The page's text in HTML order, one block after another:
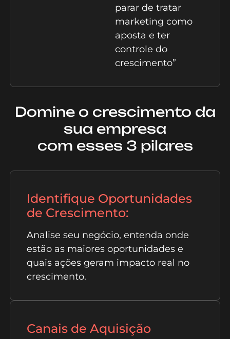
parar de tratar
marketing como
aposta e ter
controle do
crescimento”
Domine o crescimento da
sua empresa
com esses 3 pilares
Identifique Oportunidades
de Crescimento:
Analise seu negócio, entenda onde
estão as maiores oportunidades e
quais ações geram impacto real no
crescimento.
Canais de Aquisição